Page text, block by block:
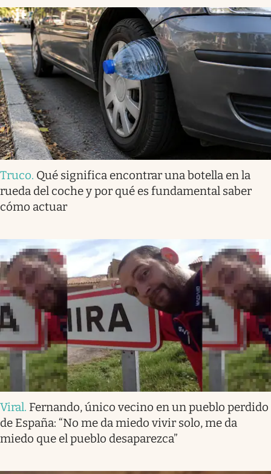
Truco. Qué significa encontrar una botella en la
rueda del coche y por qué es fundamental saber
cómo actuar
Viral. Fernando, único vecino en un pueblo perdido
de España: “No me da miedo vivir solo, me da
miedo que el pueblo desaparezca”